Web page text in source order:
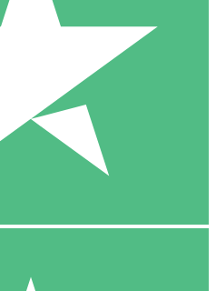
créditos de download. Sem
1000